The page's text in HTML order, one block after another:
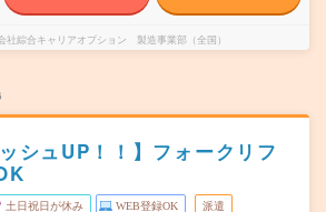
社綜合キャリアオプション 製造事業部（全国）
シュUP！！】フォークリフ
土日祝日が休み WEB登録OK 派遣